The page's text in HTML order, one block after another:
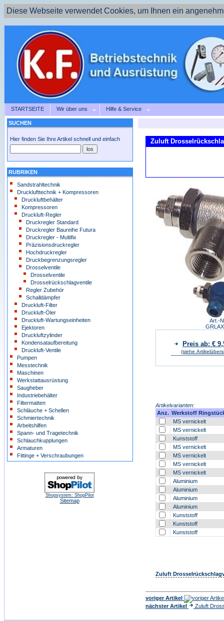
Diese Webseite verwendet Cookies, um Ihnen ein
STARTSEITE Wir über uns Hilfe & Service
SUCHEN
Hier finden Sie Ihre Artikel schnell und einfach
RUBRIKEN
Sandstrahltechnik
Drucklufttechnik + Kompressoren
Druckluftbehälter
Kompressoren
Druckluft-Regler
Druckregler Standard
Druckregler Baureihe Futura
Druckregler - Multifix
Präzisionsdruckregler
Hochdruckregler
Druckbegrenzungsregler
Drosselventile
Drosselventile
Drosselrückschlagventile
Regler Zubehör
Schalldämpfer
Druckluft-Filter
Druckluft-Öler
Druckluft-Wartungseinheiten
Ejektoren
Druckluftzylinder
Kondensataufbereitung
Druckluft-Ventile
Pumpen
Messtechnik
Maschinen
Werkstattausrüstung
Saugheber
Industriebehälter
Filtermatten
Schläuche + Schellen
Schmiertechnik
Arbeitshilfen
Spann- und Tragetechnik
Schlauchkupplungen
Armaturen
Fittinge + Verschraubungen
Shopsystem: ShopPilot
Sitemap
Zuluft
Art.-
Preis ab: €
(siehe
Artikelvarianten:
Anz. Werkstoff
MS vernickelt
MS vernickelt
Kunststoff
MS vernickelt
MS vernickelt
MS vernickelt
MS vernickelt
Aluminium
Aluminium
Aluminium
Aluminium
Kunststoff
Kunststoff
Kunststoff
Zuluft
voriger Artikel
nächster Artikel
Zuluft